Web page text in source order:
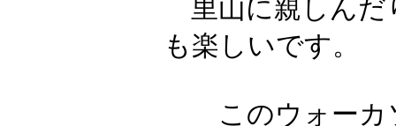
里山に親しんだ
も楽しいです。
このウォーカ